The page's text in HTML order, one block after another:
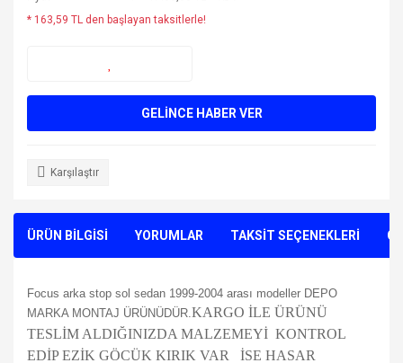
* 163,59 TL den başlayan taksitlerle!
GELİNCE HABER VER
Karşılaştır
ÜRÜN BİLGİSİ YORUMLAR TAKSİT SEÇENEKLERİ
Focus arka stop sol sedan 1999-2004 arası modeller DEPO
MARKA MONTAJ ÜRÜNÜDÜR.KARGO İLE ÜRÜNÜ
TESLİM ALDIĞINIZDA MALZEMEYİ KONTROL
EDİP EZİK GÖCÜK KIRIK VAR İSE HASAR